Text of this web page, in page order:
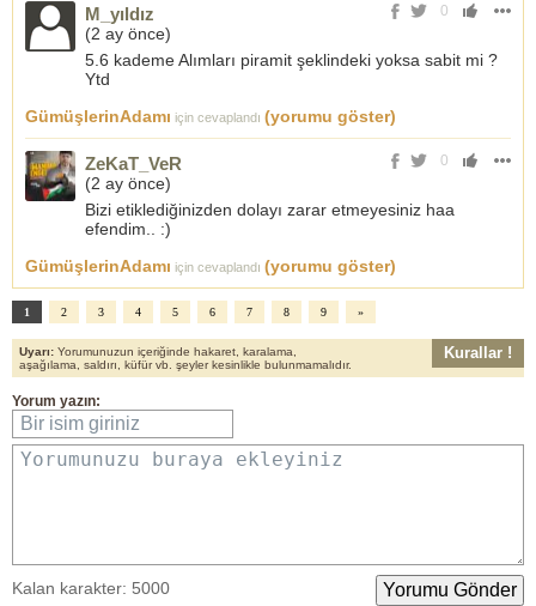
0
M_yıldız
(2 ay önce)
5.6 kademe Alımları piramit şeklindeki yoksa sabit mi ?
Ytd
GümüşlerinAdamı için cevaplandı (yorumu göster)
0
ZeKaT_VeR
(2 ay önce)
Bizi etiklediğinizden dolayı zarar etmeyesiniz haa
efendim.. :)
GümüşlerinAdamı için cevaplandı (yorumu göster)
1 2 3 4 5 6 7 8 9 »
Uyarı: Yorumunuzun içeriğinde hakaret, karalama,
aşağılama, saldırı, küfür vb. şeyler kesinlikle bulunmamalıdır.
Kurallar !
Yorum yazın:
Bir isim giriniz
Yorumunuzu buraya ekleyiniz
Kalan karakter: 5000